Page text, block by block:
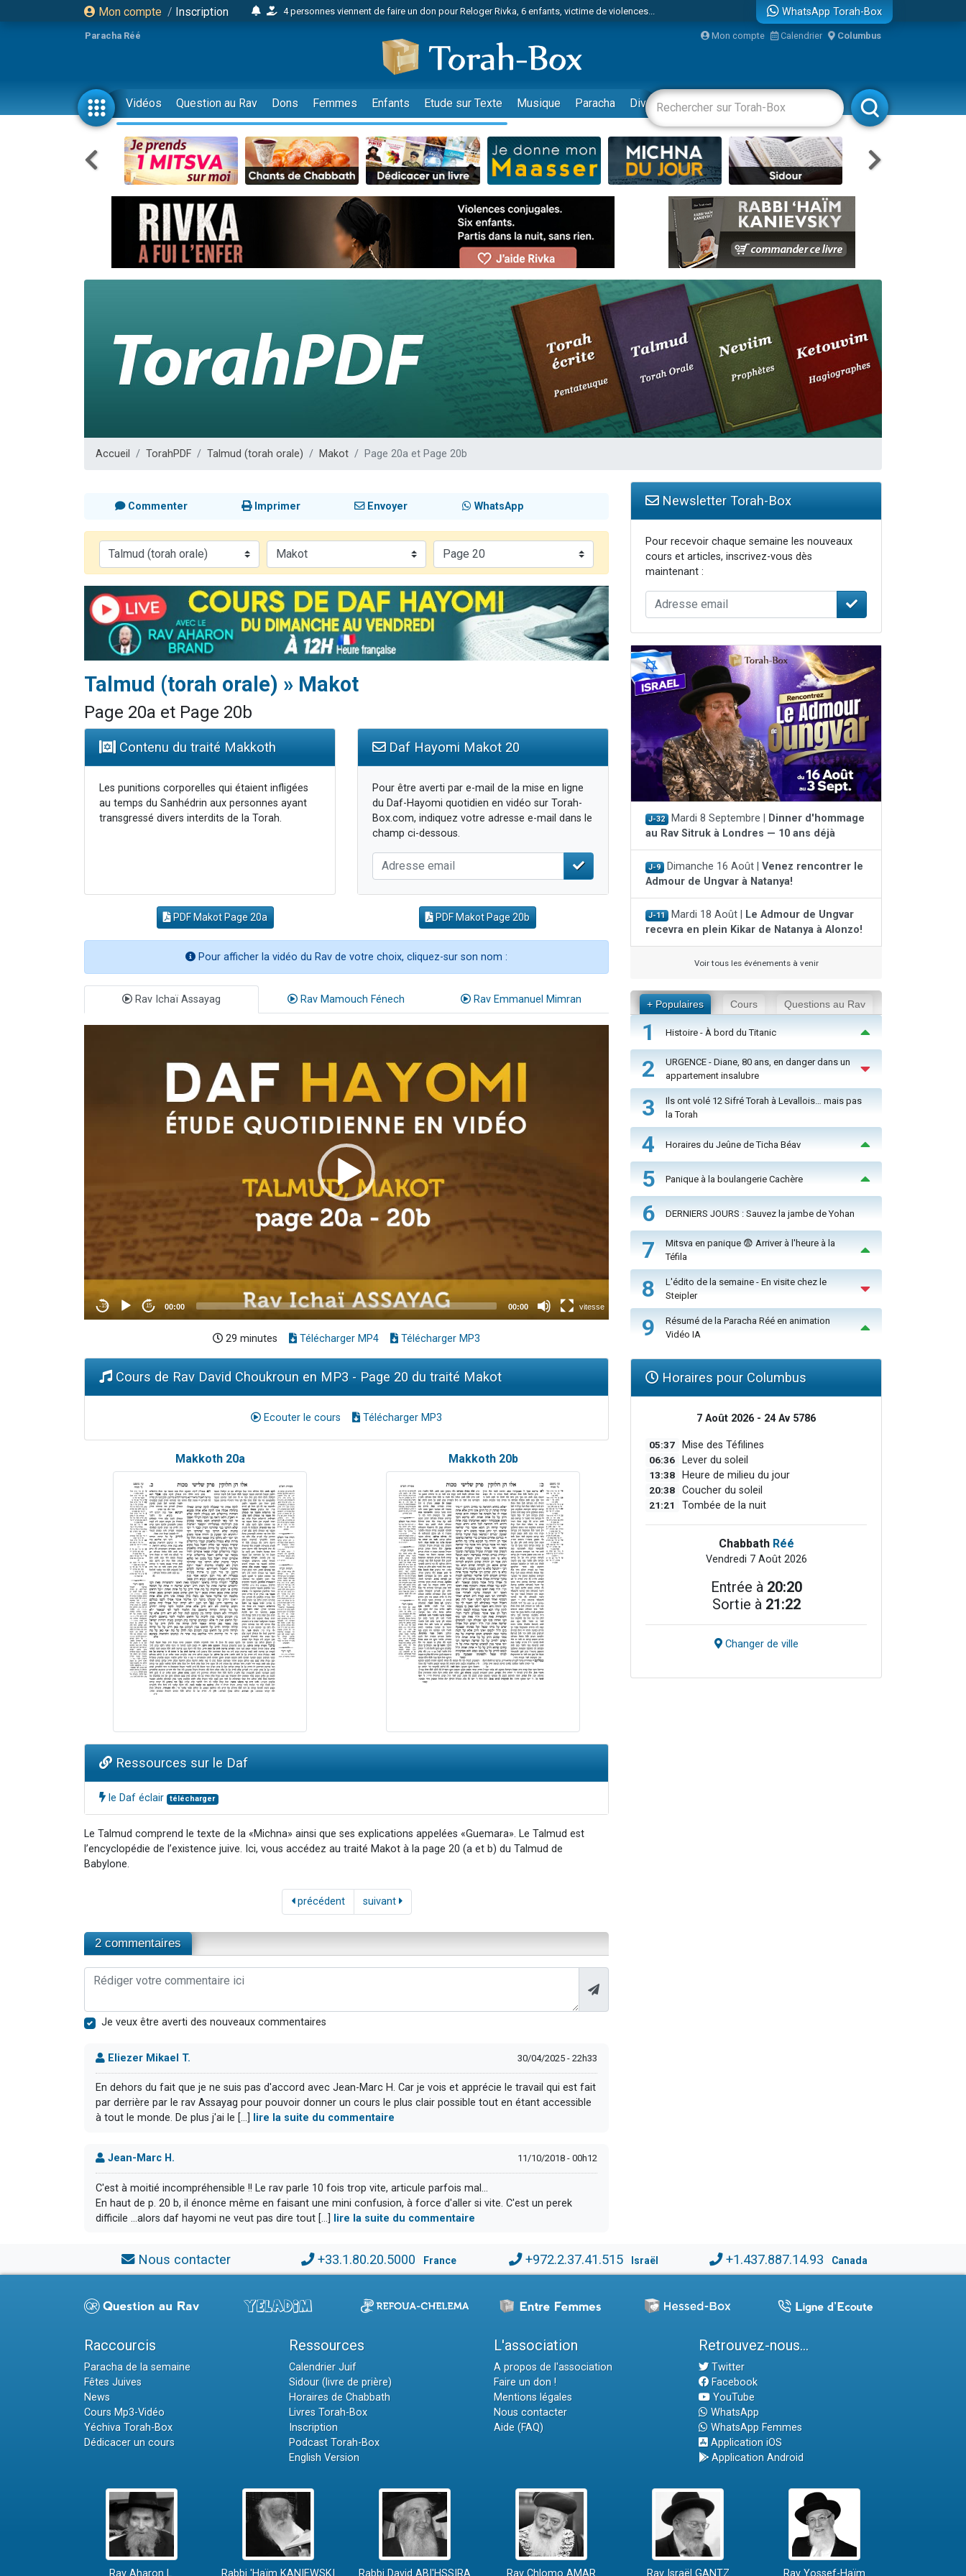
Mon compte / Inscription
4 personnes viennent de faire un don pour Reloger Rivka, 6 enfants, victime de violences...
17 personnes viennent de demander une bénédiction
4 personnes viennent de nous rejoindre sur WhatsApp
Il reste 49 places pour étudier en groupe sur Zoom
23 personnes viennent de faire un don pour Diane, 80 ans, dans un appartement insalubre
Eva vient de donner son Maasser
4 personnes viennent de nous rejoindre sur WhatsApp
3 personnes viennent de nous rejoindre sur WhatsApp
3 personnes viennent de faire un don pour 5 jours de vacances aux Orphelins
Odaya vient de donner son Maasser
2 personnes viennent de nous rejoindre sur WhatsApp
13 personnes viennent de demander une bénédiction
30 personnes viennent de faire un don pour Sauvez la jambe de Yohan
Il reste 49 places pour étudier en groupe sur Zoom
3 personnes viennent de nous rejoindre sur WhatsApp
2 personnes viennent de nous rejoindre sur WhatsApp
WhatsApp Torah-Box
Paracha Réé Mon compte Calendrier Columbus
Vidéos Question au Rav Dons Femmes Enfants Etude sur Texte Musique Paracha Divertissements Livres Rabbanim
Accueil TorahPDF Talmud (torah orale) Makot Page 20a et Page 20b
Commenter Imprimer Envoyer WhatsApp
Talmud (torah orale) » Makot
Page 20a et Page 20b
Contenu du traité Makkoth
Les punitions corporelles qui étaient infligées
au temps du Sanhédrin aux personnes ayant
transgressé divers interdits de la Torah.
Daf Hayomi Makot 20
Pour être averti par e-mail de la mise en ligne
du Daf-Hayomi quotidien en vidéo sur Torah-
Box.com, indiquez votre adresse e-mail dans le
champ ci-dessous.
PDF Makot Page 20a PDF Makot Page 20b
Pour afficher la vidéo du Rav de votre choix, cliquez-sur son nom :
Rav Ichaï Assayag Rav Mamouch Fénech Rav Emmanuel Mimran
29 minutes Télécharger MP4 Télécharger MP3
Cours de Rav David Choukroun en MP3 - Page 20 du traité Makot
Ecouter le cours Télécharger MP3
Makkoth 20a Makkoth 20b
Ressources sur le Daf
le Daf éclair télécharger
Le Talmud comprend le texte de la «Michna» ainsi que ses explications appelées «Guemara». Le Talmud est
l’encyclopédie de l’existence juive. Ici, vous accédez au traité Makot à la page 20 (a et b) du Talmud de
Babylone.
précédent suivant
2 commentaires
Je veux être averti des nouveaux commentaires
Eliezer Mikael T. 30/04/2025 - 22h33
En dehors du fait que je ne suis pas d'accord avec Jean-Marc H. Car je vois et apprécie le travail qui est fait
par derrière par le rav Assayag pour pouvoir donner un cours le plus clair possible tout en étant accessible
à tout le monde. De plus j'ai le [...]
lire la suite du commentaire
Jean-Marc H. 11/10/2018 - 00h12
C'est à moitié incompréhensible !! Le rav parle 10 fois trop vite, articule parfois mal...
En haut de p. 20 b, il énonce même en faisant une mini confusion, à force d'aller si vite. C'est un perek
difficile ...alors daf hayomi ne veut pas dire tout [...]
lire la suite du commentaire
Newsletter Torah-Box
Pour recevoir chaque semaine les nouveaux
cours et articles, inscrivez-vous dès
maintenant :
J-32 Mardi 8 Septembre |
Dinner d'hommage
au Rav Sitruk à Londres — 10 ans déjà
J-9 Dimanche 16 Août | Venez rencontrer le
Admour de Ungvar à Natanya!
J-11 Mardi 18 Août |
Le Admour de Ungvar
recevra en plein Kikar de Natanya à Alonzo!
Voir tous les événements à venir
+ Populaires Cours Questions au Rav
1 Histoire - À bord du Titanic
2
URGENCE - Diane, 80 ans, en danger dans un
appartement insalubre
3
Ils ont volé 12 Sifré Torah à Levallois… mais pas
la Torah
4 Horaires du Jeûne de Ticha Béav
5 Panique à la boulangerie Cachère
6 DERNIERS JOURS : Sauvez la jambe de Yohan
7
Mitsva en panique 😨 Arriver à l'heure à la
Téfila
8
L'édito de la semaine - En visite chez le
Steipler
9
Résumé de la Paracha Réé en animation
Vidéo IA
Horaires pour Columbus
7 Août 2026 - 24 Av 5786
05:37 Mise des Téfilines
06:36 Lever du soleil
13:38 Heure de milieu du jour
20:38 Coucher du soleil
21:21 Tombée de la nuit
Chabbath Réé
Vendredi 7 Août 2026
Entrée à 20:20
Sortie à 21:22
Changer de ville
Nous contacter +33.1.80.20.5000 France +972.2.37.41.515 Israël +1.437.887.14.93 Canada
Raccourcis
Paracha de la semaine
Fêtes Juives
News
Cours Mp3-Vidéo
Yéchiva Torah-Box
Dédicacer un cours
Ressources
Calendrier Juif
Sidour (livre de prière)
Horaires de Chabbath
Livres Torah-Box
Inscription
Podcast Torah-Box
English Version
L'association
A propos de l'association
Faire un don !
Mentions légales
Nous contacter
Aide (FAQ)
Retrouvez-nous...
Twitter
Facebook
YouTube
WhatsApp
WhatsApp Femmes
Application iOS
Application Android
Rav Aharon L. Rabbi 'Haïm KANIEWSKI Rabbi David ABI'HSSIRA Rav Chlomo AMAR Rav Israël GANTZ Rav Yossef-Haïm